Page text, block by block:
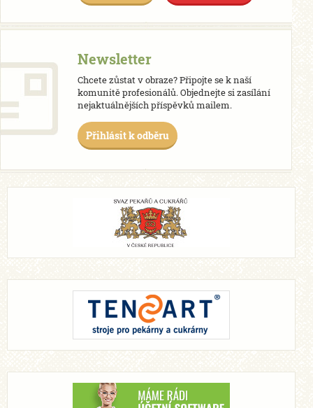
Newsletter
Chcete zůstat v obraze? Připojte se k naší
komunitě profesionálů. Objednejte si zasílání
nejaktuálnějších příspěvků mailem.
Přihlásit k odběru